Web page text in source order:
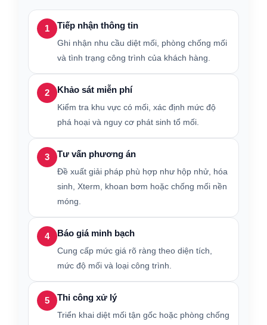
1 Tiếp nhận thông tin
Ghi nhận nhu cầu diệt mối, phòng chống mối
và tình trạng công trình của khách hàng.
2 Khảo sát miễn phí
Kiểm tra khu vực có mối, xác định mức độ
phá hoại và nguy cơ phát sinh tổ mối.
3 Tư vấn phương án
Đề xuất giải pháp phù hợp như hộp nhử, hóa
sinh, Xterm, khoan bơm hoặc chống mối nền
móng.
4 Báo giá minh bạch
Cung cấp mức giá rõ ràng theo diện tích,
mức độ mối và loại công trình.
5 Thi công xử lý
Triển khai diệt mối tận gốc hoặc phòng chống